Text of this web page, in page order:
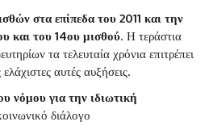
στα επίπεδα του 2011 και την
και του 14ου μισθού. Η τεράστια
τα τελευταία χρόνια επιτρέπει
αυτές αυξήσεις.
νόμου για την ιδιωτική
διάλογο